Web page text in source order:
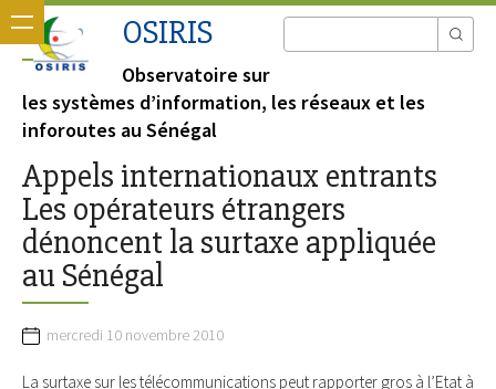
OSIRIS
Observatoire sur
les systèmes d’information, les réseaux et les
inforoutes au Sénégal
Appels internationaux entrants
Les opérateurs étrangers
dénoncent la surtaxe appliquée
au Sénégal
mercredi 10 novembre 2010
La surtaxe sur les télécommunications peut rapporter gros à l’Etat à